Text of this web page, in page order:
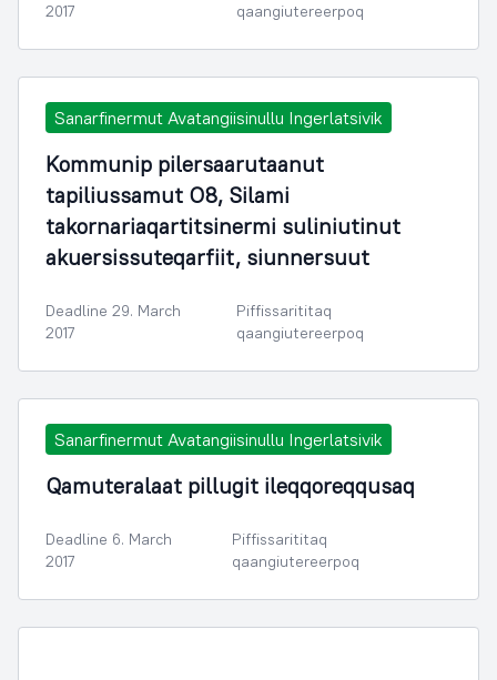
2017
qaangiutereerpoq
Sanarfinermut Avatangiisinullu Ingerlatsivik
Kommunip pilersaarutaanut
tapiliussamut O8, Silami
takornariaqartitsinermi suliniutinut
akuersissuteqarfiit, siunnersuut
Deadline 29. March
2017
Piffissarititaq
qaangiutereerpoq
Sanarfinermut Avatangiisinullu Ingerlatsivik
Qamuteralaat pillugit ileqqoreqqusaq
Deadline 6. March
2017
Piffissarititaq
qaangiutereerpoq